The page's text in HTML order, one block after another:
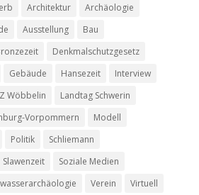
Architektur
Archäologie
Ausstellung
Bau
Denkmalschutzgesetz
Gebäude Hansezeit
Interview
Wöbbelin
Landtag Schwerin
Vorpommern
Modell
Politik
Schliemann
Slawenzeit
Soziale Medien
Verein Virtuell